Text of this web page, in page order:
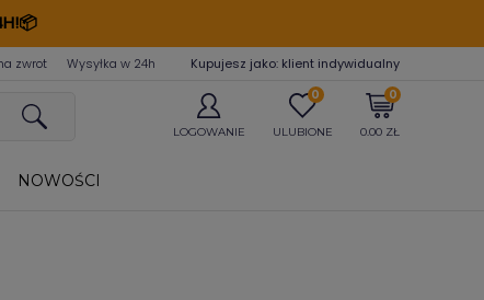
zwrot Wysyłka w 24h Kupujesz jako: klient indywidualny
LOGOWANIE
0
ULUBIONE
0
0.00 ZŁ
NOWOŚCI